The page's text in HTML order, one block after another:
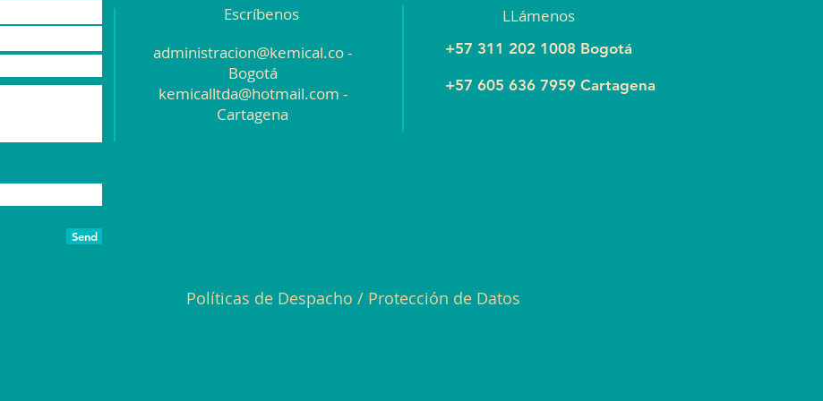
Send
Escríbenos
administracion@kemical.co-
Bogotá
kemicalltda@hotmail.com -
Cartagena
LLámenos
+57 311 202 1008 Bogotá
+57 605 636 7959 Cartagena
Políticas de Despacho / Protección de Datos